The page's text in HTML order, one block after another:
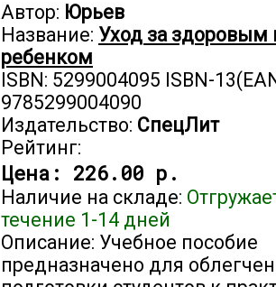
Автор: Юрьев
Название: Уход за
ребенком
ISBN: 5299004095 ISBN-
9785299004090
Издательство: СпецЛит
Рейтинг:
Цена: 226.00 р.
Наличие на складе:
течение 1-14 дней
Описание: Учебное пособие
предназначено для